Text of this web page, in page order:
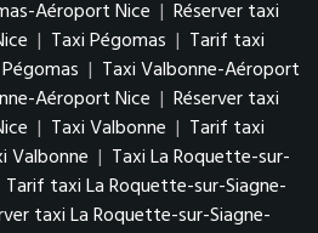
Aéroport Nice | Réserver taxi
| Taxi Pégomas | Tarif taxi
| Taxi Valbonne-Aéroport
Aéroport Nice | Réserver taxi
| Taxi Valbonne | Tarif taxi
Valbonne | Taxi La Roquette-sur-
Tarif taxi La Roquette-sur-Siagne-
taxi La Roquette-sur-Siagne-